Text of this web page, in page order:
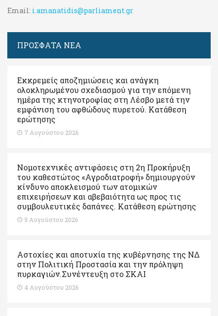
Email: i.amanatidis@parliament.gr
ΠΡΟΣΦΑΤΑ ΝΕΑ
Εκκρεμείς αποζημιώσεις και ανάγκη
ολοκληρωμένου σχεδιασμού για την επόμενη
ημέρα της κτηνοτροφίας στη Λέσβο μετά την
εμφάνιση του αφθώδους πυρετού. Kατάθεση
ερώτησης
7 Αυγούστου 2026
Νομοτεχνικές αντιφάσεις στη 2η Προκήρυξη
του καθεστώτος «Αγροδιατροφή» δημιουργούν
κίνδυνο αποκλεισμού των ατομικών
επιχειρήσεων και αβεβαιότητα ως προς τις
συμβουλευτικές δαπάνες. Κατάθεση ερώτησης
5 Αυγούστου 2026
Αστοχίες και αποτυχία της κυβέρνησης της ΝΔ
στην Πολιτική Προστασία και την πρόληψη
πυρκαγιών.Συνέντευξη στο ΣΚΑΙ
4 Αυγούστου 2026